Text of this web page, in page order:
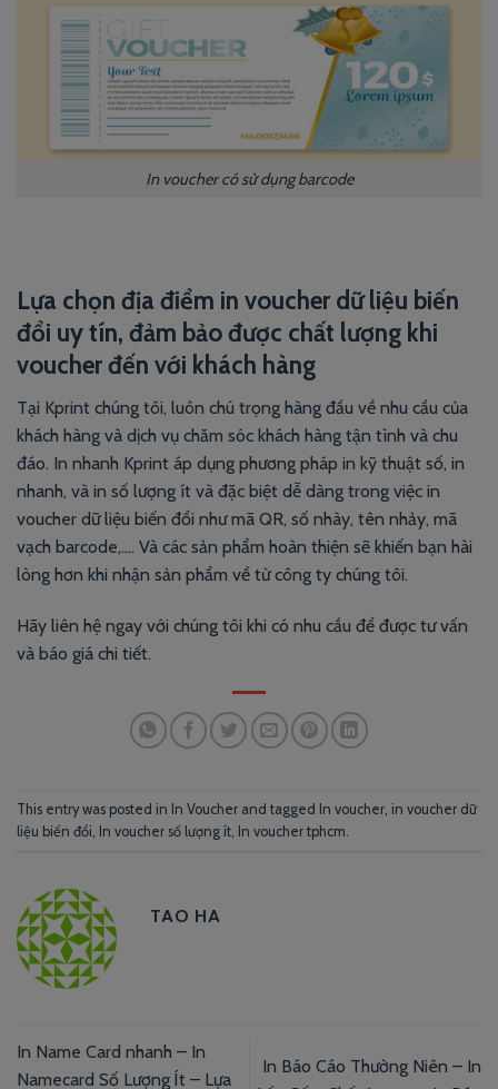
In voucher có sử dụng barcode
Lựa chọn địa điểm in voucher dữ liệu biến
đổi uy tín, đảm bảo được chất lượng khi
voucher đến với khách hàng
Tại Kprint chúng tôi, luôn chú trọng hàng đầu về nhu cầu của
khách hàng và dịch vụ chăm sóc khách hàng tận tình và chu
đáo. In nhanh Kprint áp dụng phương pháp in kỹ thuật số, in
nhanh, và in số lượng ít và đặc biệt dễ dàng trong việc in
voucher dữ liệu biến đổi như mã QR, số nhày, tên nhảy, mã
vạch barcode,…. Và các sản phẩm hoàn thiện sẽ khiến bạn hài
lòng hơn khi nhận sản phẩm về từ công ty chúng tôi.
Hãy liên hệ ngay với chúng tôi khi có nhu cầu để được tư vấn
và báo giá chi tiết.
This entry was posted in In Voucher and tagged In voucher in voucher dữ
liệu biến đổi In voucher số lượng ít In voucher tphcm
TAO HA
In Name Card nhanh – In
Namecard Số Lượng Ít – Lựa
In Báo Cáo Thường Niên – In